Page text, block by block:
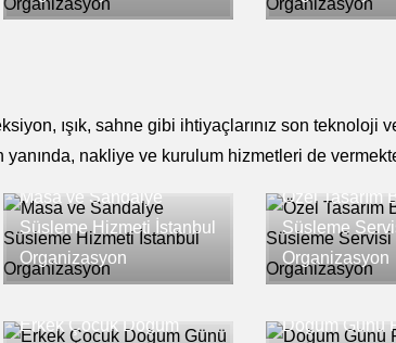
ışık, sahne gibi ihtiyaçlarınız son teknoloji
nakliye ve kurulum hizmetleri de
Masa ve Sandalye
Süsleme Hizmeti İstanbul
Organizasyon
Özel Tasarım
Süsleme
Organizasyon
Erkek Çocuk Doğum
Doğum Günü